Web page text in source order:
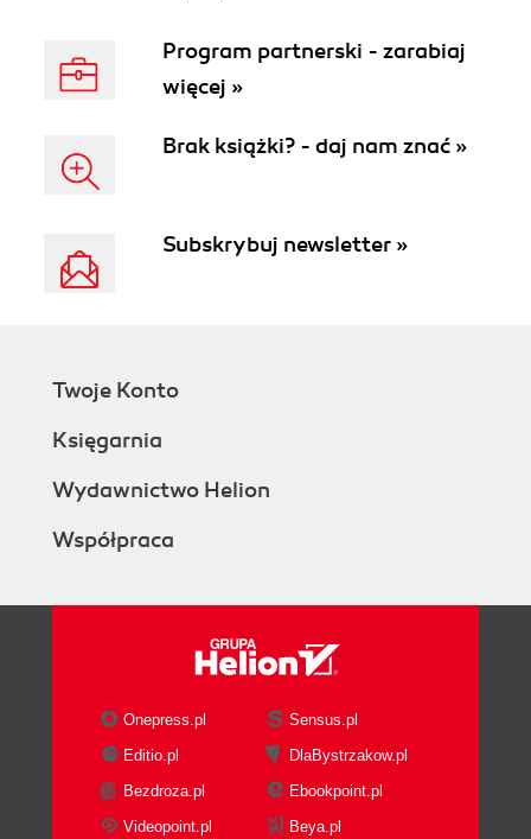
Program partnerski - zarabiaj
więcej »
Brak książki? - daj nam znać »
Subskrybuj newsletter »
Twoje Konto
Księgarnia
Wydawnictwo Helion
Współpraca
Onepress.pl
Sensus.pl
Editio.pl
DlaBystrzakow.pl
Bezdroza.pl
Ebookpoint.pl
Videopoint.pl
Beya.pl